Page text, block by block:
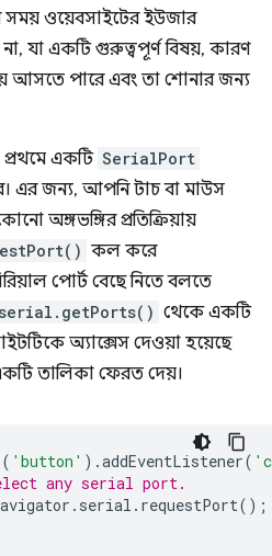
ওয়েবসাইটের ইউজার
যা একটি গুরুত্বপূর্ণ বিষয়, কারণ
আসতে পারে এবং তা শোনার জন্য
একটি SerialPort
এর জন্য, আপনি টাচ বা মাউস
অঙ্গভঙ্গির প্রতিক্রিয়ায়
কল করে
পোর্ট বেছে নিতে বলতে
থেকে একটি
অ্যাক্সেস দেওয়া হয়েছে
তালিকা ফেরত দেয়।
( 'button' ).addEventListener(
any serial port.
. serial . requestPort();